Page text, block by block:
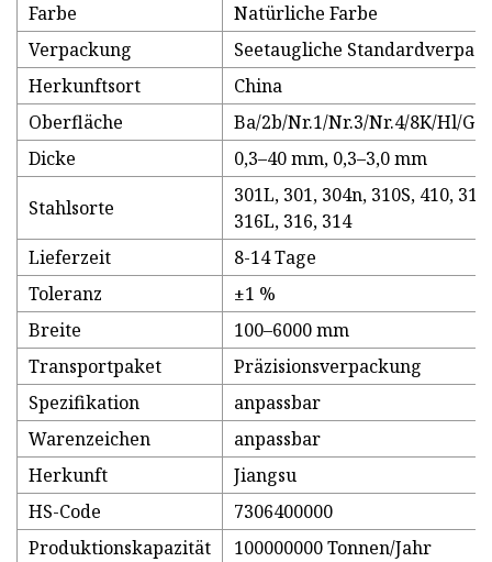
Farbe
Natürliche Farbe
Verpackung
Seetaugliche
Herkunftsort
China
Oberfläche
Ba/2b/Nr.1/Nr.3/Nr.4/8K/Hl/
Dicke
0,3–40 mm, 0,3–3,0 mm
Stahlsorte
301L, 301, 304n, 310S, 410,
316L, 316, 314
Lieferzeit
8-14 Tage
Toleranz
±1 %
Breite
100–6000 mm
Transportpaket
Präzisionsverpackung
Spezifikation
anpassbar
Warenzeichen
anpassbar
Herkunft
Jiangsu
HS-Code
7306400000
Produktionskapazität
100000000 Tonnen/Jahr